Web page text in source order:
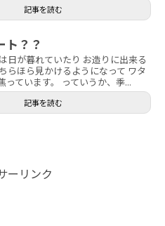
記事を読む
ト？？
日が暮れていたり お造りに出来る
らほら見かけるようになって ワタ
っています。 っていうか、季...
記事を読む
ーリンク